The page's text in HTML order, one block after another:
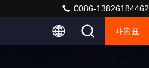
0086-13826184462
따옴표